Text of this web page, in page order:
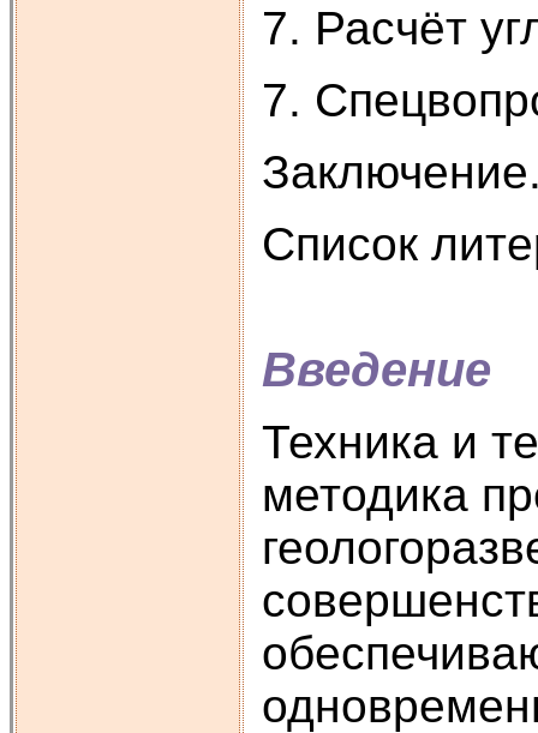
7. Расчёт
7.
Список
Введение
Техника и
методика